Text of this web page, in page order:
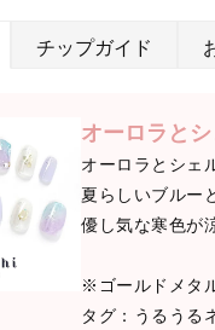
チップガイド
オーロラと
オーロラとシェ
夏らしいブルー
優し気な寒色が
※ゴールドメタ
タグ：うるうる